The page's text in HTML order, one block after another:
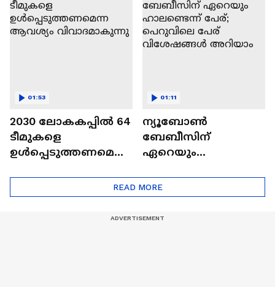
ഇംഗ്ലണ്ട് കോച്ച്
Julian Alvarez |
Argentina
2030 ലോകകപ്പിൽ 64
ടീമുകളെ
ഉൾപ്പെടുത്തണമെന്ന
01:53
ന്യൂബോൺ
ബേബീസിന്
ഏറെയും
പെറുവിലെ പേര്
വിശേഷങ്ങൾ
01:11
READ MORE